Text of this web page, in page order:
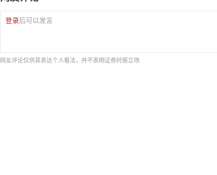
登录后可以发言
网友评论仅供其表达个人看法，并不表明证券时报立场